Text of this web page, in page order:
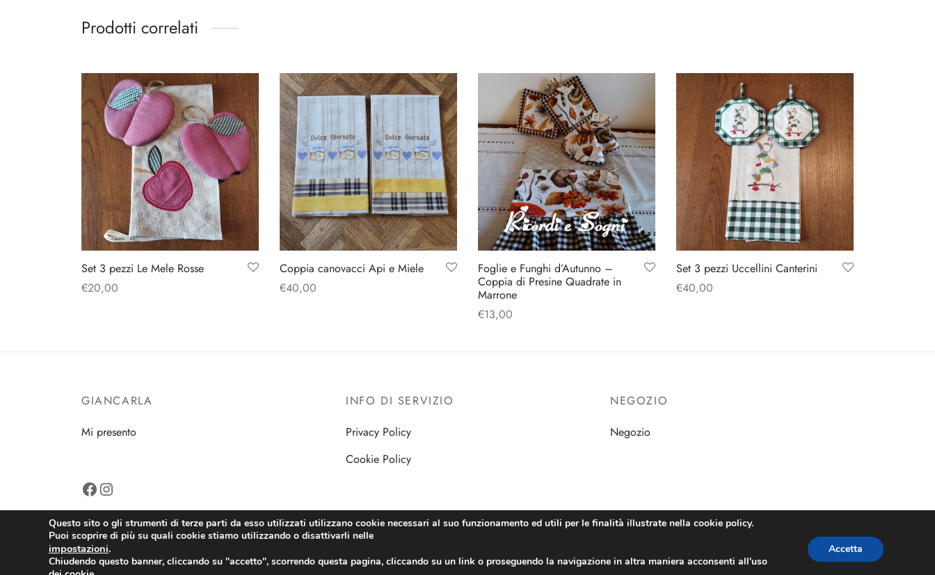
Prodotti correlati
Set 3 pezzi Le Mele Rosse
€20,00
Coppia canovacci Api e Miele
€40,00
Foglie e Funghi d’Autunno –
Coppia di Presine Quadrate in
Marrone
€13,00
Set 3 pezzi Uccellini Canterini
€40,00
GIANCARLA
Mi presento
Facebook
INFO DI SERVIZIO
Privacy Policy
Cookie Policy
NEGOZIO
Negozio
Copyright 2026 Ricordi e Sogni Creato daSito WWW
Questo sito o gli strumenti di terze parti da esso utilizzati utilizzano cookie necessari al suo funzionamento ed utili per le finalità illustrate nella cookie policy.
Puoi scoprire di più su quali cookie stiamo utilizzando o disattivarli nelle
impostazioni.
Chiudendo questo banner, cliccando su "accetto", scorrendo questa pagina, cliccando su un link o proseguendo la navigazione in altra maniera acconsenti all'uso
Accetta